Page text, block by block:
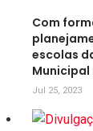
Com
escolas
Jul 25, 2023